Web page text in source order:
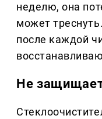
неделю, она
может
после каждой
Не